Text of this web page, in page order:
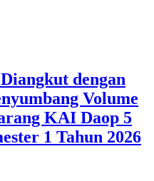
dengan
Volume
KAI Daop 5
1 Tahun 2026